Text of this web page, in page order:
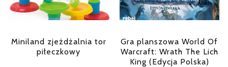
Miniland zjeżdżalnia tor
piłeczkowy
Gra planszowa World Of
Warcraft: Wrath The Lich
King (Edycja Polska)